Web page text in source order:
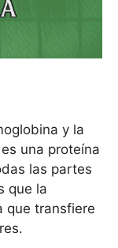
y la
una proteína
las partes
que la
que transfiere